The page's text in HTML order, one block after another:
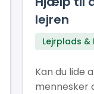
lejren
Lejrplads &
Kan du lide
mennesker